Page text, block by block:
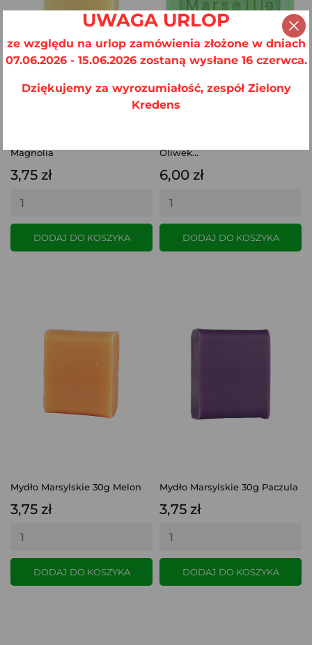
Magnolia
3,75 zł
DODAJ DO KOSZYKA
Oliwek...
6,00 zł
DODAJ DO KOSZYKA
Mydło Marsylskie 30g Melon
3,75 zł
DODAJ DO KOSZYKA
Mydło Marsylskie 30g Paczula
3,75 zł
DODAJ DO KOSZYKA
UWAGA URLOP
ze względu na urlop zamówienia złożone w dniach
07.06.2026 - 15.06.2026 zostaną wysłane 16 czerwca.
Dziękujemy za wyrozumiałość, zespół Zielony
Kredens